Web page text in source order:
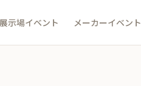
展示場イベント メーカーイベント